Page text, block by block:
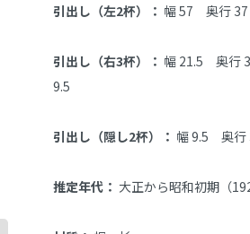
引出し（左2杯）： 幅 57　奥行
引出し（右3杯）： 幅 21.5　奥行
9.5
引出し（隠し2杯）： 幅 9.5　奥
推定年代： 大正から昭和初期（